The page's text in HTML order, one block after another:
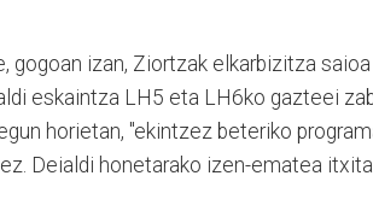
gogoan izan, Ziortzak elkarbizitza
eskaintza LH5 eta LH6ko gazteei
horietan, "ekintzez beteriko
Deialdi honetarako izen-ematea itxita